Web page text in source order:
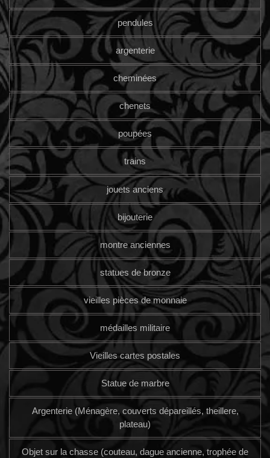
pendules
argenterie
cheminées
chenets
poupées
trains
jouets anciens
bijouterie
montre anciennes
statues de bronze
vieilles pièces de monnaie
médailles militaire
Vieilles cartes postales
Statue de marbre
Argenterie (Ménagère, couverts dépareillés, theillere,
plateau)
Objet sur la chasse (couteau, dague ancienne, trophée de